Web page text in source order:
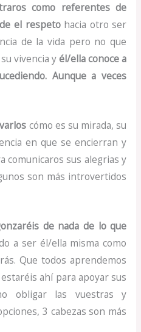
como referentes de
el respetohacia otro ser
de la vida pero no que
vivencia yél/ella conoce a
Aunque a veces
cómo es su mirada, su
en que se encierran y
comunicaros sus alegrias y
son más introvertidos
de nada de lo que
a ser él/ella misma como
Que todos aprendemos
ahí para apoyar sus
obligar las vuestras y
3 cabezas son más